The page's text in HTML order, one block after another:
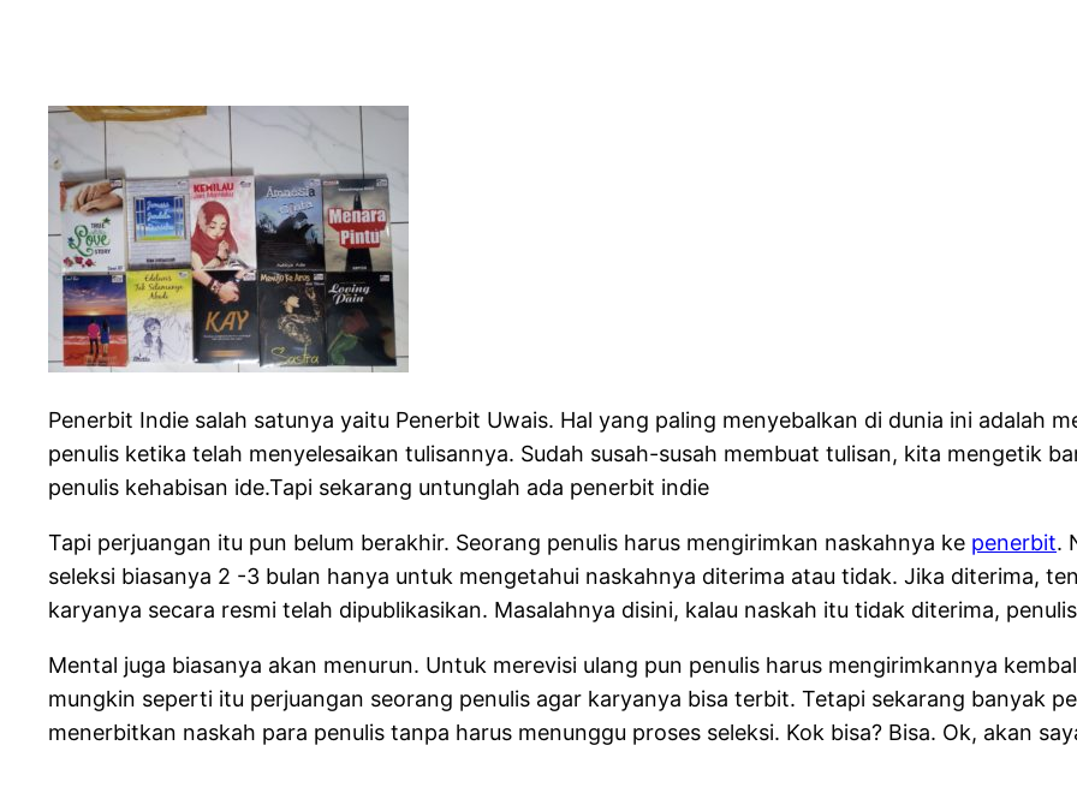
Penerbit Indie salah satunya yaitu Penerbit Uwais. Hal yang paling menyebalkan di dunia ini adalah
penulis ketika telah menyelesaikan tulisannya. Sudah susah-susah membuat tulisan, kita mengetik
penulis kehabisan ide.Tapi sekarang untunglah ada penerbit indie
Tapi perjuangan itu pun belum berakhir. Seorang penulis harus mengirimkan naskahnya ke penerbit.
seleksi biasanya 2 -3 bulan hanya untuk mengetahui naskahnya diterima atau tidak. Jika diterima,
karyanya secara resmi telah dipublikasikan. Masalahnya disini, kalau naskah itu tidak diterima,
Mental juga biasanya akan menurun. Untuk merevisi ulang pun penulis harus mengirimkannya
mungkin seperti itu perjuangan seorang penulis agar karyanya bisa terbit. Tetapi sekarang banyak
menerbitkan naskah para penulis tanpa harus menunggu proses seleksi. Kok bisa? Bisa. Ok, akan